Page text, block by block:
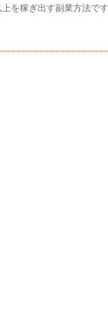
を稼ぎ出す副業方法です